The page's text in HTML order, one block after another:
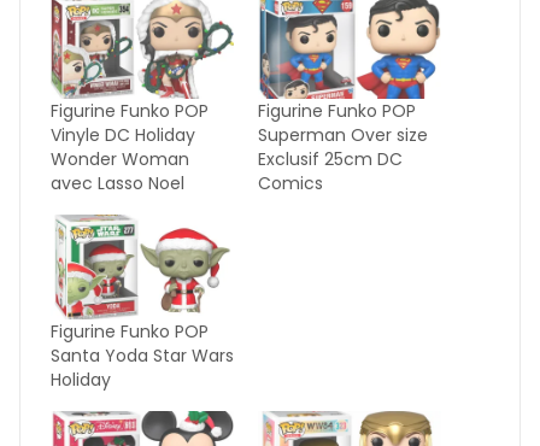
Figurine Funko POP
Vinyle DC Holiday
Wonder Woman
avec Lasso Noel
Figurine Funko POP
Superman Over size
Exclusif 25cm DC
Comics
Figurine Funko POP
Santa Yoda Star Wars
Holiday